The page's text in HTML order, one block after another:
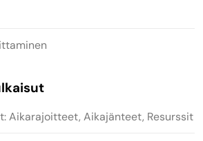
Aikarajoitteet, Aikajänteet, Resurssit